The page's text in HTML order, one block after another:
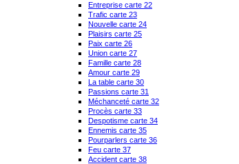
Entreprise carte 22
Trafic carte 23
Nouvelle carte 24
Plaisirs carte 25
Paix carte 26
Union carte 27
Famille carte 28
Amour carte 29
La table carte 30
Passions carte 31
Méchanceté carte 32
Procès carte 33
Despotisme carte 34
Ennemis carte 35
Pourparlers carte 36
Feu carte 37
Accident carte 38